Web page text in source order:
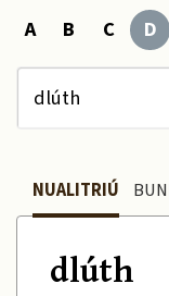
A B C D
NUALITRIÚ
dlúth